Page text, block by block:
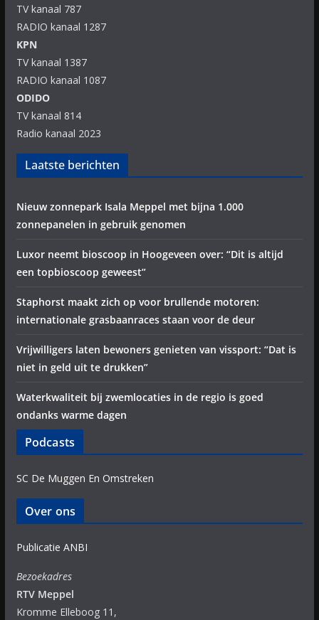
TV kanaal 787
RADIO kanaal 1287
KPN
TV kanaal 1387
RADIO kanaal 1087
ODIDO
TV kanaal 814
Radio kanaal 2023
Laatste berichten
Nieuw zonnepark Isala Meppel met bijna 1.000
zonnepanelen in gebruik genomen
Luxor neemt bioscoop in Hoogeveen over: “Dit is altijd
een topbioscoop geweest”
Staphorst maakt zich op voor brullende motoren:
internationale grasbaanraces staan voor de deur
Vrijwilligers laten bewoners genieten van vissport: “Dat is
niet in geld uit te drukken”
Waterkwaliteit bij zwemlocaties in de regio is goed
ondanks warme dagen
Podcasts
SC De Muggen En Omstreken
Over ons
Publicatie ANBI
Bezoekadres
RTV Meppel
Kromme Elleboog 11,